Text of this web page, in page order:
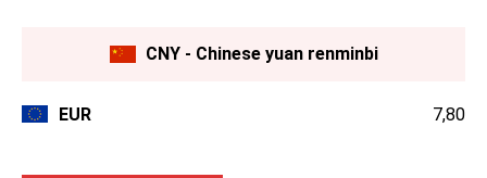
CNY - Chinese yuan renminbi
EUR 7,80